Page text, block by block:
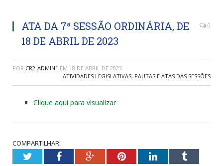
ATA DA 7ª SESSÃO ORDINÁRIA, DE
18 DE ABRIL DE 2023
0
POR CR2-ADMIN1 EM 18 DE ABRIL DE 2023
ATIVIDADES LEGISLATIVAS, PAUTAS E ATAS DAS SESSÕES
Clique aqui para visualizar
COMPARTILHAR:
TwitterFacebookGoogle+PinterestLinkedInTumblr